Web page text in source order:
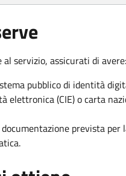
al servizio, assicurati di avere:
pubblico di identità
elettronica (CIE) o carta
prevista per